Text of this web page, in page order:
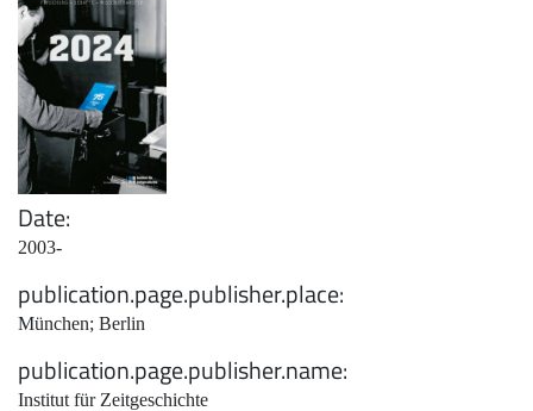
Date
2003-
publication.page.publisher.place
München; Berlin
publication.page.publisher.name
Institut für Zeitgeschichte